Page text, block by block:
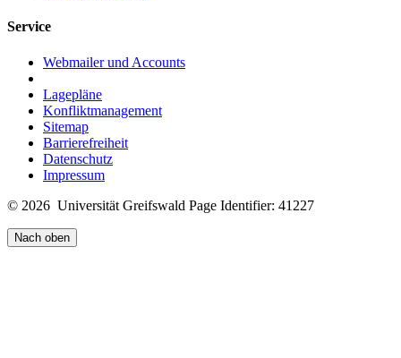
Service
Webmailer und Accounts
Lagepläne
Konfliktmanagement
Sitemap
Barrierefreiheit
Datenschutz
Impressum
© 2026 Universität Greifswald Page Identifier: 41227
Nach oben